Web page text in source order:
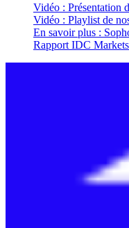
Vidéo : Présentation
Vidéo : Playlist de
En savoir plus :
Rapport IDC